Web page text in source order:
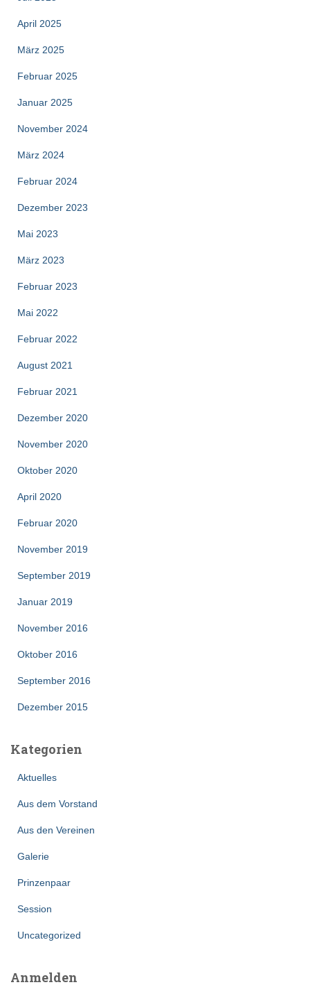
April 2025
März 2025
Februar 2025
Januar 2025
November 2024
März 2024
Februar 2024
Dezember 2023
Mai 2023
März 2023
Februar 2023
Mai 2022
Februar 2022
August 2021
Februar 2021
Dezember 2020
November 2020
Oktober 2020
April 2020
Februar 2020
November 2019
September 2019
Januar 2019
November 2016
Oktober 2016
September 2016
Dezember 2015
Kategorien
Aktuelles
Aus dem Vorstand
Aus den Vereinen
Galerie
Prinzenpaar
Session
Uncategorized
Anmelden